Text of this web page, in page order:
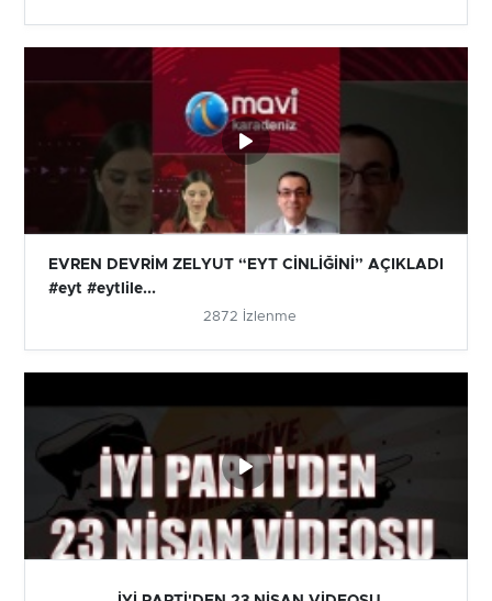
EVREN DEVRİM ZELYUT “EYT CİNLİĞİNİ” AÇIKLADI
#eyt #eytlile...
2872 İzlenme